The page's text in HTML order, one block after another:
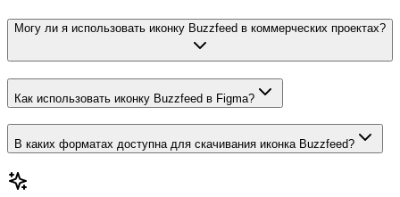
Могу ли я использовать иконку Buzzfeed в коммерческих проектах?
Как использовать иконку Buzzfeed в Figma?
В каких форматах доступна для скачивания иконка Buzzfeed?